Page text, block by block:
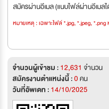
สมัครผ่านอีเมล (แนบไฟล์ผ่านอีเมล
หมายเหตุ : เฉพาะไฟล์ *.jpg, *.jpeg,
จำนวนผู้เข้าชม : 12,631 จำนวน
สมัครงานตำแหน่งนี้ :0คน
วันที่อัพเดท : 14/10/2025